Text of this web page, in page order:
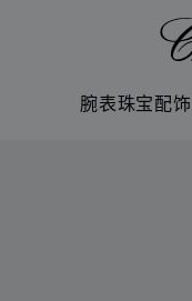
腕表珠宝配饰